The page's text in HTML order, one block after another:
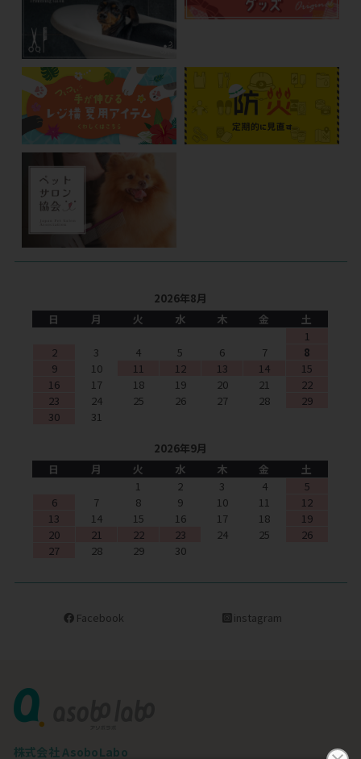
2026年8月
日
月 火 水 木 金
土
1
2
3 4 5 6 7
8
9
10 11 12 13 14
15
16
17 18 19 20 21
22
23
24 25 26 27 28
29
30
31
2026年9月
日
月 火 水 木 金
土
1
2 3 4
5
6
7 8 9 10 11
12
13
14 15 16 17 18
19
20
21 22 23 24 25
26
27
28 29 30
Facebook instagram
株式会社 AsoboLabo